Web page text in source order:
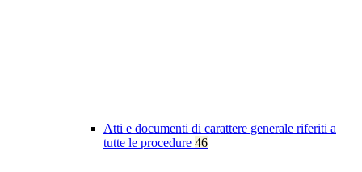
Atti e documenti di carattere generale riferiti a
tutte le procedure 46